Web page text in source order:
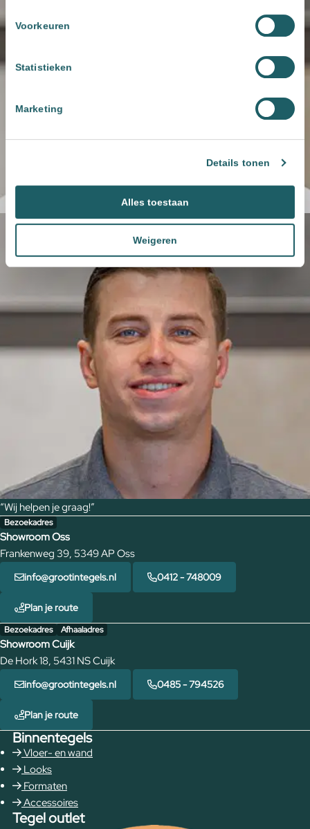
Voorkeuren
Statistieken
Marketing
Details tonen
Alles toestaan
Weigeren
“Wij helpen je graag!”
Bezoekadres
Showroom Oss
Frankenweg 39, 5349 AP Oss
info@grootintegels.nl 0412 - 748009
Plan je route
Bezoekadres Afhaaladres
Showroom Cuijk
De Hork 18, 5431 NS Cuijk
info@grootintegels.nl 0485 - 794526
Plan je route
Binnentegels
Vloer- en wand
Looks
Formaten
Accessoires
Tegel outlet